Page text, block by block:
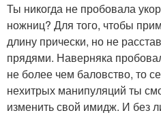
Ты никогда не пробовала
ножниц? Для того, чтобы
длину прически, но не
прядями. Наверняка
не более чем баловство, то
нехитрых манипуляций ты
изменить свой имидж. И без